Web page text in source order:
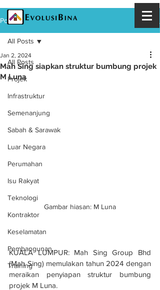
Post
All Posts
Projek
Infrastruktur
Semenanjung
Sabah & Sarawak
Luar Negara
Perumahan
Isu Rakyat
Teknologi
Kontraktor
Keselamatan
Pembangunan
Training
All Posts
Mah Sing siapkan struktur bumbung projek
M Luna
Jan 2, 2024
Gambar hiasan: M Luna
KUALA LUMPUR: Mah Sing Group Bhd
(Mah Sing) memulakan tahun 2024 dengan
meraikan penyiapan struktur bumbung
projek M Luna.